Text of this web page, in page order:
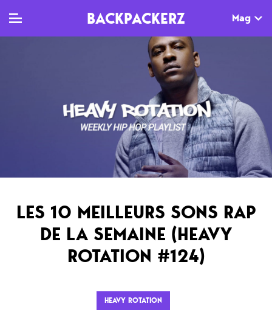
BACKPACKERZ Mag
MAG
Dossiers
Tops
Interviews
Sorties
Newsletter
AGENDA
Paris
Festivals
LES 10 MEILLEURS SONS RAP
DE LA SEMAINE (HEAVY
ROTATION #124)
HEAVY ROTATION